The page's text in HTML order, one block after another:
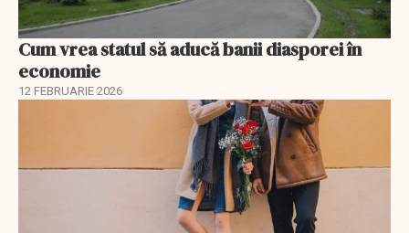
Cum vrea statul să aducă banii diasporei în
economie
12 FEBRUARIE 2026